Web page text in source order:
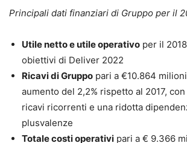
Principali dati finanziari di Gruppo per il
Utile netto e utile operativo per il
obiettivi di Deliver 2022
Ricavi di Gruppo pari a €10.864
aumento del 2,2% rispetto al 2017,
ricavi ricorrenti e una ridotta
plusvalenze
Totale costi operativi pari a € 9.366